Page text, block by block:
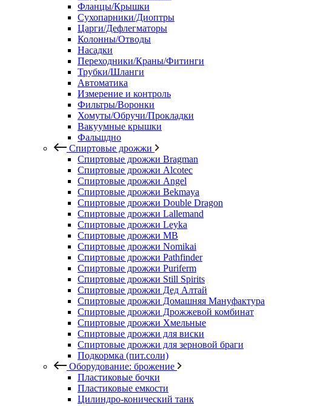
Фланцы/Крышки
Сухопарники/Диоптры
Царги/Дефлегматоры
Колонны/Отводы
Насадки
Переходники/Краны/Фитинги
Трубки/Шланги
Автоматика
Измерение и контроль
Фильтры/Воронки
Хомуты/Обручи/Прокладки
Вакуумные крышки
Фальшдно
Спиртовые дрожжи
Спиртовые дрожжи Bragman
Спиртовые дрожжи Alcotec
Спиртовые дрожжи Angel
Спиртовые дрожжи Bekmaya
Спиртовые дрожжи Double Dragon
Спиртовые дрожжи Lallemand
Спиртовые дрожжи Leyka
Спиртовые дрожжи MB
Спиртовые дрожжи Nomikai
Спиртовые дрожжи Pathfinder
Спиртовые дрожжи Puriferm
Спиртовые дрожжи Still Spirits
Спиртовые дрожжи Дед Алтай
Спиртовые дрожжи Домашняя Мануфактура
Спиртовые дрожжи Дрожжевой комбинат
Спиртовые дрожжи Хмельные
Спиртовые дрожжи для виски
Спиртовые дрожжи для зерновой браги
Подкормка (пит.соли)
Оборудование: брожение
Пластиковые бочки
Пластиковые емкости
Цилиндро-конический танк